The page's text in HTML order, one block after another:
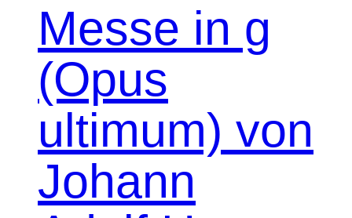
Messe in g
(Opus
ultimum) von
Johann